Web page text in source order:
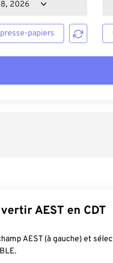
papiers
AEST en CDT
AEST (à gauche) et